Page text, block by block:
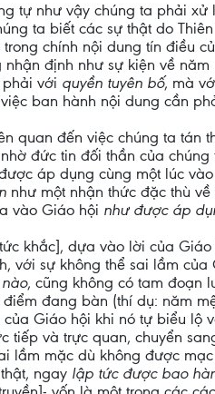
tự như vậy chúng ta phải xử
ta biết các sự thật do
chính nội dung tín điều
định như sự kiện về
với quyền tuyên bố, mà
ban hành nội dung cần
quan đến việc chúng ta tán
đức tin đối thần của chúng
áp dụng cùng một lúc
như một nhận thức đặc thù
vào Giáo hội như được áp
khắc], dựa vào lời của
sự không thể sai lầm
, cũng không có tam đoạn
đang bàn (thí dụ: năm
Giáo hội khi nó tự biểu lộ
tiếp và trực quan, chuyển
lầm mặc dù không được
ngay lập tức được bao